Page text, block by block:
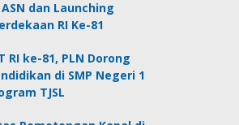
dan Launching
RI Ke-81
RI ke-81, PLN Dorong
di SMP Negeri 1
TJSL